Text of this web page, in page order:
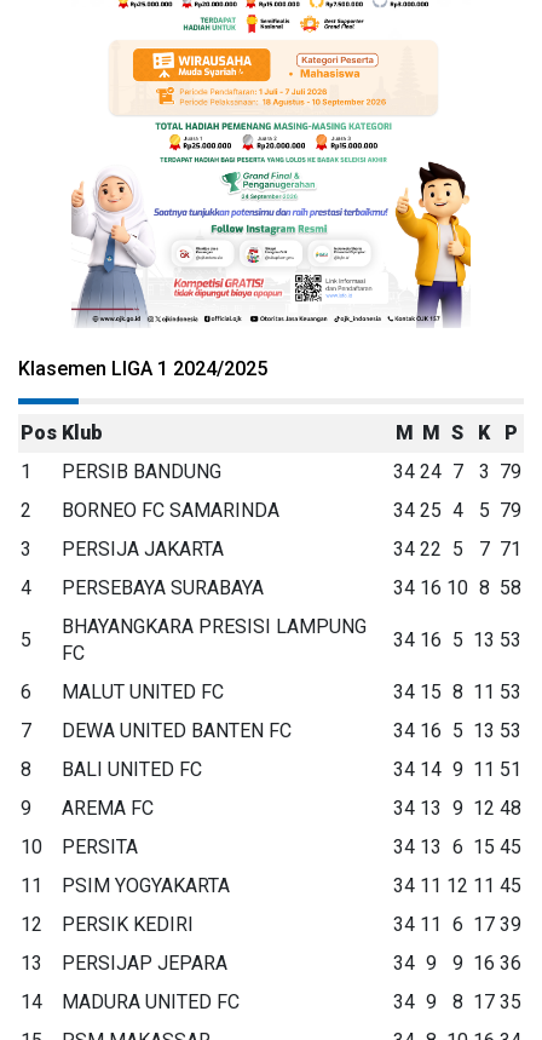
Klasemen LIGA 1 2024/2025
Pos Klub M M S K
P
1
PERSIB BANDUNG 34 24 7 3 79
2
BORNEO FC SAMARINDA 34 25 4 5 79
3
PERSIJA JAKARTA 34 22 5 7 71
4
PERSEBAYA SURABAYA 34 16 10 8 58
5
BHAYANGKARA PRESISI LAMPUNG
FC
34 16 5 13 53
6 MALUT UNITED FC 34 15 8 11 53
7
DEWA UNITED BANTEN FC 34 16 5 13 53
8
BALI UNITED FC 34 14 9 11 51
9
AREMA FC 34 13 9 12 48
10
PERSITA 34 13 6 15 45
11
PSIM YOGYAKARTA 34 11 12 11 45
12
PERSIK KEDIRI 34 11 6 17 39
13
PERSIJAP JEPARA 34 9 9 16 36
14
MADURA UNITED FC 34 9 8 17 35